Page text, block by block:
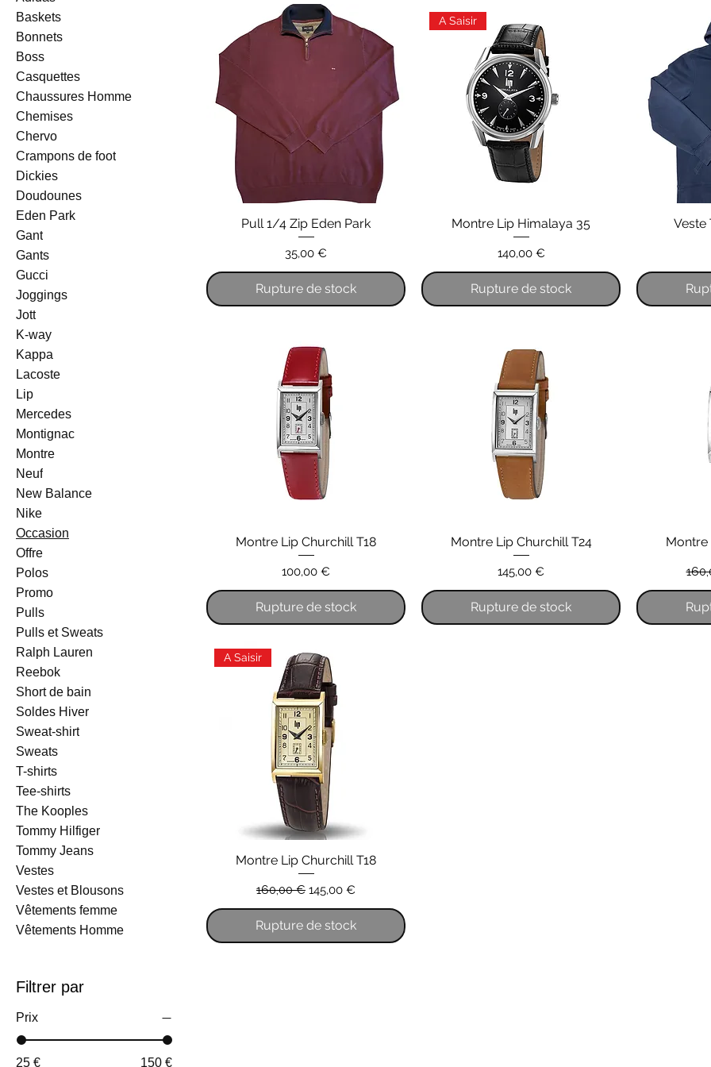
Baskets
Bonnets
Boss
Casquettes
Chaussures Homme
Chemises
Chervo
Crampons de foot
Dickies
Doudounes
Eden Park
Gant
Gants
Gucci
Joggings
Jott
K-way
Kappa
Lacoste
Lip
Mercedes
Montignac
Montre
Neuf
New Balance
Nike
Occasion
Offre
Polos
Promo
Pulls
Pulls et Sweats
Ralph Lauren
Reebok
Short de bain
Soldes Hiver
Sweat-shirt
Sweats
T-shirts
Tee-shirts
The Kooples
Tommy Hilfiger
Tommy Jeans
Vestes
Vestes et Blousons
Vêtements femme
Vêtements Homme
Filtrer par
Prix
25 € 150 €
Pull 1/4 Zip Eden Park
Prix
35,00 €
Rupture de stock
A Saisir
Montre Lip Himalaya 35
Prix
140,00 €
Rupture de stock
Veste
Montre Lip Churchill T18
Prix
100,00 €
Rupture de stock
Montre Lip Churchill T24
Prix
145,00 €
Rupture de stock
Montre
Prix
A Saisir
Montre Lip Churchill T18
Prix original
160,00 € Prix promotionnel
145,00 €
Rupture de stock